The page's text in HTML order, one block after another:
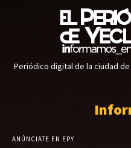
Periódico digital de la ciudad de
ANÚNCIATE EN EPY